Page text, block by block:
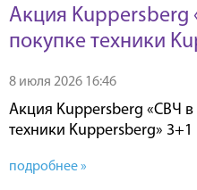
Акция Kuppersberg
покупке техники
8 июля 2026 16:46
Акция Kuppersberg «СВЧ
техники Kuppersberg» 3+1
подробнее »